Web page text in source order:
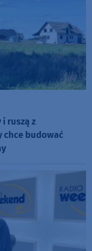
ruszą z
chce budować